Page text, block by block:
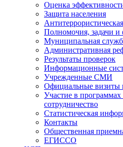
Оценка
Защита населения
Полномочия, задачи
Муниципальная
Административная
Результаты проверок
Информационные
Учрежденные СМИ
Официальные визиты
Участие в
сотрудничество
Статистическая
Контакты
Общественная
ЕГИССО